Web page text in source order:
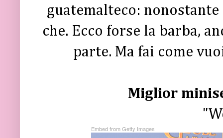
guatemalteco:
che. Ecco forse la barba,
parte. Ma fai come
Miglior
Embed from Getty Images